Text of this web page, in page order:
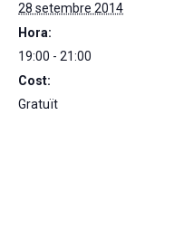
28 setembre 2014
Hora:
19:00 - 21:00
Cost:
Gratuït